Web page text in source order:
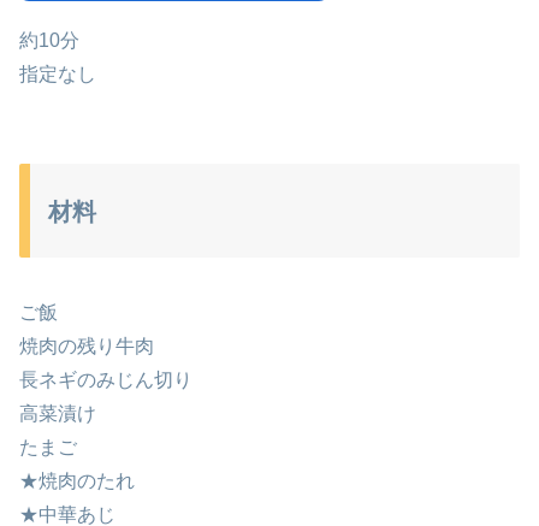
約10分
指定なし
材料
ご飯
焼肉の残り牛肉
長ネギのみじん切り
高菜漬け
たまご
★焼肉のたれ
★中華あじ